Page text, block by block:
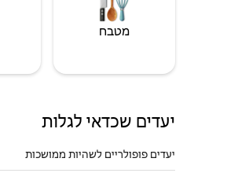
מטבח
יעדים שכדאי לגלות
יעדים פופולריים לשהיות ממושכות